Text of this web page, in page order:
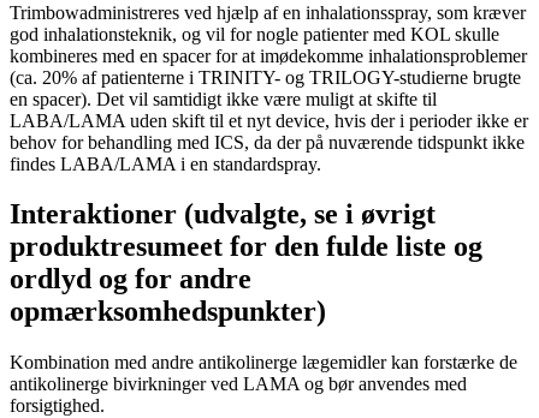
Trimbowadministreres ved hjælp af en inhalationsspray, som kræver
god inhalationsteknik, og vil for nogle patienter med KOL skulle
kombineres med en spacer for at imødekomme inhalationsproblemer
(ca. 20% af patienterne i TRINITY- og TRILOGY-studierne brugte
en spacer). Det vil samtidigt ikke være muligt at skifte til
LABA/LAMA uden skift til et nyt device, hvis der i perioder ikke er
behov for behandling med ICS, da der på nuværende tidspunkt ikke
findes LABA/LAMA i en standardspray.
Interaktioner (udvalgte, se i øvrigt
produktresumeet for den fulde liste og
ordlyd og for andre
opmærksomhedspunkter)
Kombination med andre antikolinerge lægemidler kan forstærke de
antikolinerge bivirkninger ved LAMA og bør anvendes med
forsigtighed.